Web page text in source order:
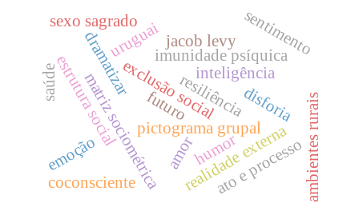
exclusão social
imunidade psíquica
pictograma grupal
dramatizar
matriz sociométrica realidade externa
estrutura social
amor
resiliência
saúde
coconsciente ato e processoambientes rurais
uruguai
emoção
jacob levy
inteligência
sexo sagrado
disforia
sentimento
humor
futuro